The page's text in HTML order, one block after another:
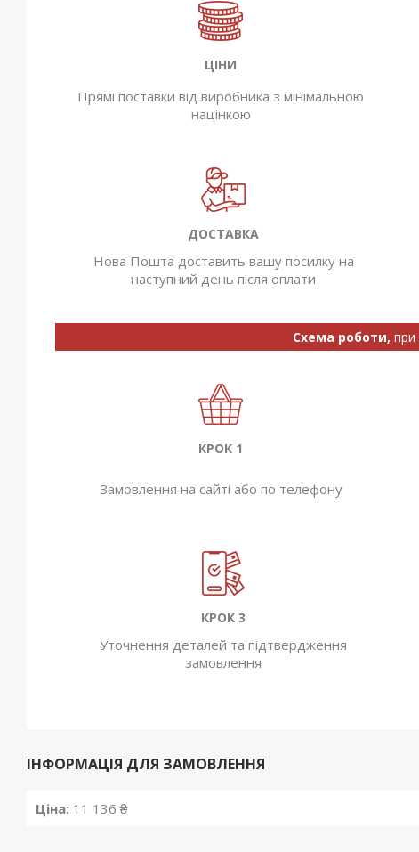
ЦІНИ
Прямі поставки від виробника з мінімальною
націнкою
ДОСТАВКА
Нова Пошта доставить вашу посилку на
наступний день після оплати
Схема роботи,при
КРОК 1
Замовлення на сайті або по телефону
КРОК 3
Уточнення деталей та підтвердження
замовлення
ІНФОРМАЦІЯ ДЛЯ ЗАМОВЛЕННЯ
Ціна: 11 136 ₴